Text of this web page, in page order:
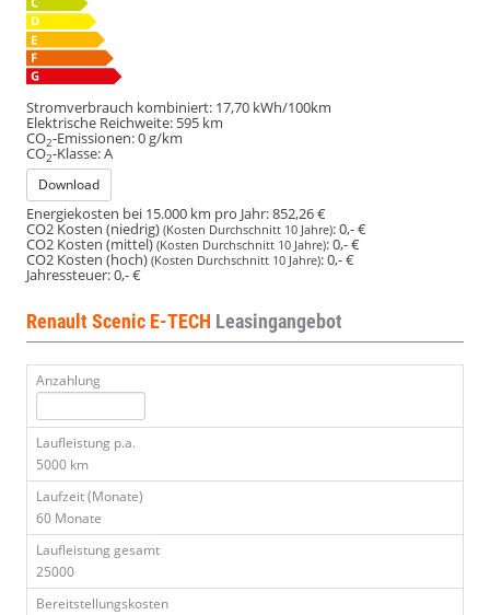
Stromverbrauch kombiniert: 17,70 kWh/100km
Elektrische Reichweite: 595 km
CO2-Emissionen:0 g/km
CO2-Klasse:A
Download
Energiekosten bei 15.000 km pro Jahr:852,26 €
CO2 Kosten (niedrig) (Kosten Durchschnitt 10 Jahre):0,- €
CO2 Kosten (mittel)(Kosten Durchschnitt 10 Jahre):0,- €
CO2 Kosten (hoch) (Kosten Durchschnitt 10 Jahre):0,- €
Jahressteuer:0,- €
Renault Scenic E-TECH Leasingangebot
Anzahlung
Laufleistung p.a.
5000 km
Laufzeit (Monate)
60 Monate
Laufleistung gesamt
25000
Bereitstellungskosten